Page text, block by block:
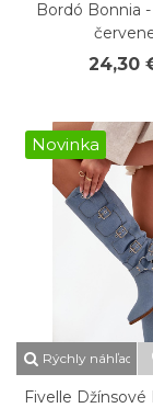
Bordó Bonnia
24,30
Novinka
Rýchly náhľad
Fivelle Džínsové